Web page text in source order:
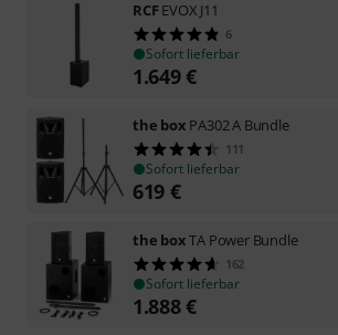
RCFEVOX J11
6
Sofort lieferbar
1.649€
the box PA302 A Bundle
111
Sofort lieferbar
619 €
the boxTA Power Bundle
162
Sofort lieferbar
1.888€